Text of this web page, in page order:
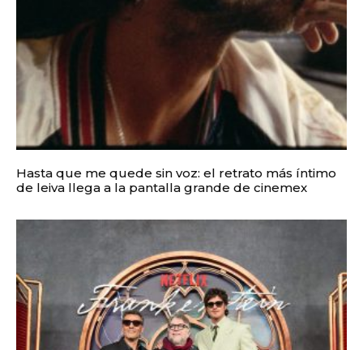
Hasta que me quede sin voz: el retrato más íntimo
de leiva llega a la pantalla grande de cinemex